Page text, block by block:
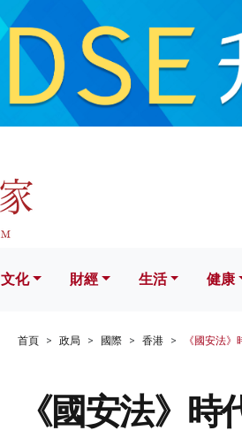
財經 生活 健康
文化 財經 生活 健康
首頁 政局 國際 香港 《國安法
《國安法》